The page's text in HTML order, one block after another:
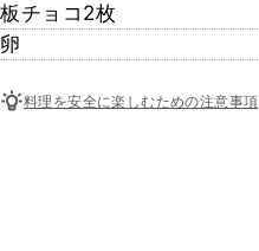
板チョコ2枚
卵
料理を安全に楽しむための注意事項